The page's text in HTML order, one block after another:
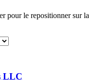
pour le repositionner sur la
LLC